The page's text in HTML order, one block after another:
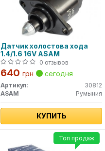
Датчик холостова хода
1.4/1.6 16V ASAM
0 отзывов
640 грн сегодня
Артикул:
30812
ASAM
Румыния
КУПИТЬ
Топ продаж